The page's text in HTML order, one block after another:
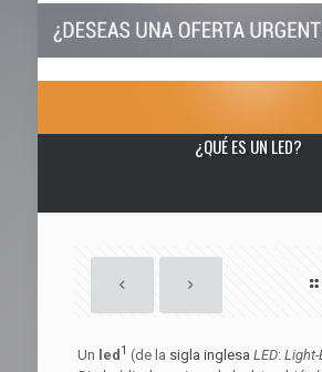
¿QUÉ ES UN LED?
Un led 1 (de la sigla inglesa LED: